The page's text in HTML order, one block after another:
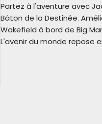
Partez à l'aventure avec
Bâton de la Destinée.
Wakefield à bord de Big
L'avenir du monde repose